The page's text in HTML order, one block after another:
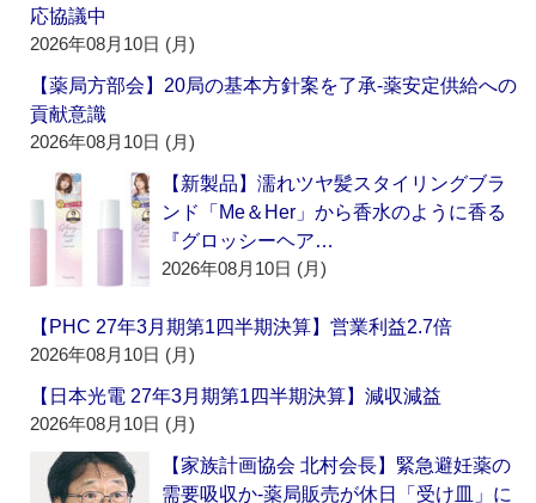
応協議中
2026年08月10日 (月)
【薬局方部会】20局の基本方針案を了承‐薬安定供給への
貢献意識
2026年08月10日 (月)
【新製品】濡れツヤ髪スタイリングブラ
ンド「Me＆Her」から香水のように香る
『グロッシーヘア…
2026年08月10日 (月)
【PHC 27年3月期第1四半期決算】営業利益2.7倍
2026年08月10日 (月)
【日本光電 27年3月期第1四半期決算】減収減益
2026年08月10日 (月)
【家族計画協会 北村会長】緊急避妊薬の
需要吸収か‐薬局販売が休日「受け皿」に